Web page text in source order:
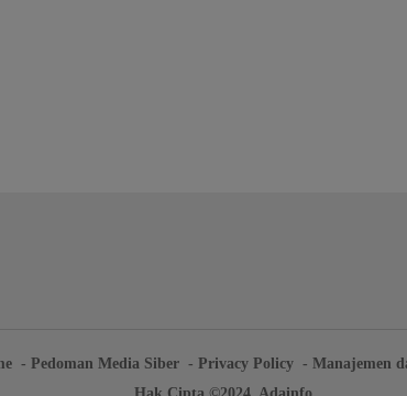
Pedoman Media Siber Privacy Policy
Manajemen